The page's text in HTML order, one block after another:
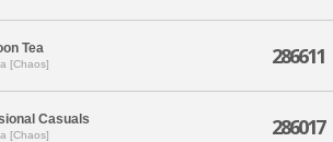
Tea
[Chaos] 286611
Casuals
[Chaos] 286017